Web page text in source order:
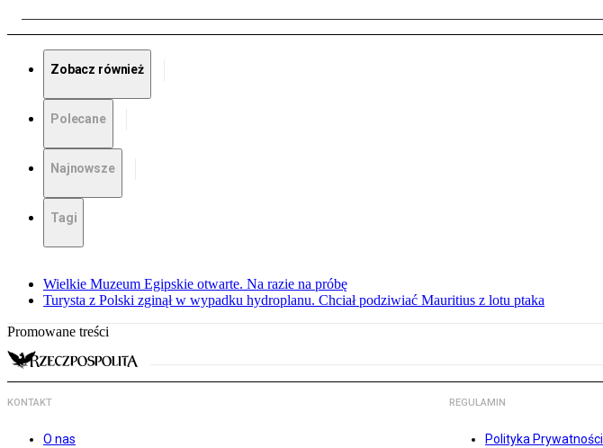
Zobacz również
Polecane
Najnowsze
Tagi
Wielkie Muzeum Egipskie otwarte. Na razie na próbę
Turysta z Polski zginął w wypadku hydroplanu. Chciał podziwiać Mauritius z lotu ptaka
Promowane treści
KONTAKT
O nas
REGULAMIN
Polityka Prywatności